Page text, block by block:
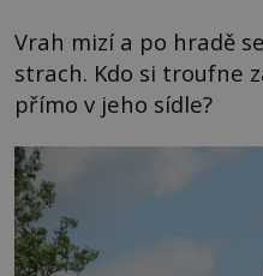
Vrah mizí a po hradě
strach. Kdo si troufne
přímo v jeho sídle?